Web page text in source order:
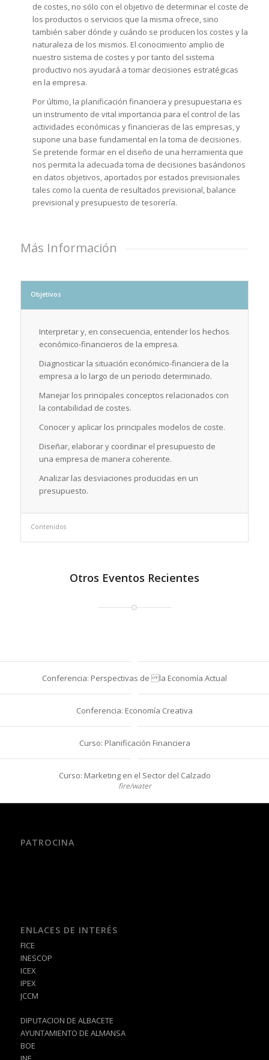
de costes, no sólo con el objetivo de determinar el coste de
los productos o servicios que la misma ofrece, sino
también saber dónde y cuándo se producen los costes y la
naturaleza de los mismos. El conocimiento amplio de
nuestro sistema de costes y por tanto del sistema
productivo nos ayudará a tomar decisiones estratégicas
en la empresa.
Por último, la planificación financiera y presupuestaria es
un instrumento de vital importancia para el control de las
actividades económicas y financieras de las empresas, y
supone una base fundamental en la toma de decisiones.
Se pretende formar en el diseño de una herramienta que
nos permita la adecuada toma de decisiones basándonos
en datos objetivos, aportados por estados previsionales
tales como la cuenta de resultados previsional, balance
previsional y presupuesto de tesorería.
Más Información
Objetivos
Interpretar y, en consecuencia, entender los hechos
económico-financieros de la empresa.
Diagnosticar la situación económico-financiera de la
empresa a lo largo de un periodo determinado.
Manejar los principales conceptos relacionados con
la contabilidad de costes.
Conocer y aplicar los principales modelos de coste.
Diseñar, elaborar y coordinar el presupuesto de
una empresa de manera coherente.
Analizar las desviaciones producidas en un
presupuesto.
Contenidos
Otros Eventos Recientes
Conferencia: Perspectivas de la Economía Actual
Conferencia: Economía Creativa
Curso: Planificación Financiera
Curso: Marketing en el Sector del Calzado
fire/water
PATROCINA
ENLACES DE INTERÉS
FICE
INESCOP
ICEX
IPEX
JCCM
DIPUTACION DE ALBACETE
AYUNTAMIENTO DE ALMANSA
BOE